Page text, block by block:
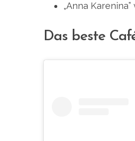
„Anna
Das beste